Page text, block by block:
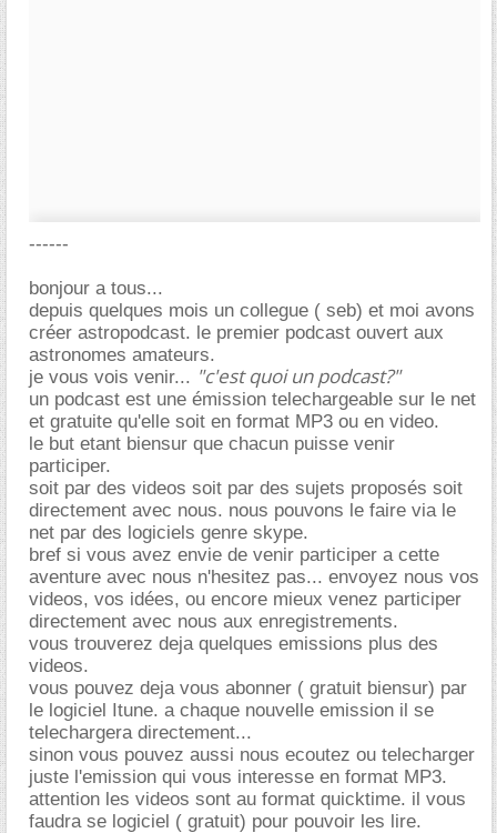
------
bonjour a tous...
depuis quelques mois un collegue ( seb) et moi avons
créer astropodcast. le premier podcast ouvert aux
astronomes amateurs.
je vous vois venir... "c'est quoi un podcast?"
un podcast est une émission telechargeable sur le net
et gratuite qu'elle soit en format MP3 ou en video.
le but etant biensur que chacun puisse venir
participer.
soit par des videos soit par des sujets proposés soit
directement avec nous. nous pouvons le faire via le
net par des logiciels genre skype.
bref si vous avez envie de venir participer a cette
aventure avec nous n'hesitez pas... envoyez nous vos
videos, vos idées, ou encore mieux venez participer
directement avec nous aux enregistrements.
vous trouverez deja quelques emissions plus des
videos.
vous pouvez deja vous abonner ( gratuit biensur) par
le logiciel Itune. a chaque nouvelle emission il se
telechargera directement...
sinon vous pouvez aussi nous ecoutez ou telecharger
juste l'emission qui vous interesse en format MP3.
attention les videos sont au format quicktime. il vous
faudra se logiciel ( gratuit) pour pouvoir les lire.